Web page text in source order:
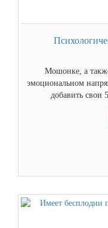
Мошонке, а
эмоциональном
добавить свои